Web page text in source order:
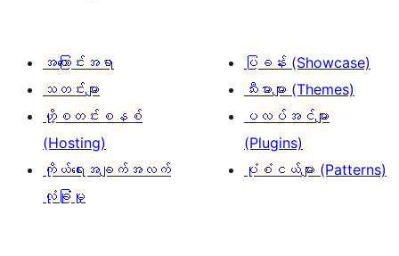
အကြောင်းအရာ
သတင်းများ
ဟို့စတင်းစနစ်
(Hosting)
ကိုယ်ရေးအချက်အလက်
လုံခြုံမှု
ပြခန်း (Showcase)
သီးမားများ (Themes)
ပလပ်အင်များ
(Plugins)
ပုံစံငယ်များ (Patterns)